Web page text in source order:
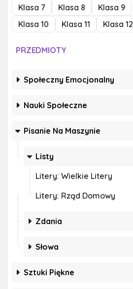
Klasa 7
Klasa 8
Klasa 9
Klasa 10
Klasa 11 Klasa 12
PRZEDMIOTY
Społeczny Emocjonalny
Nauki Społeczne
Pisanie Na Maszynie
Listy
Litery: Wielkie Litery
Litery: Rząd Domowy
Zdania
Słowa
Sztuki Piękne